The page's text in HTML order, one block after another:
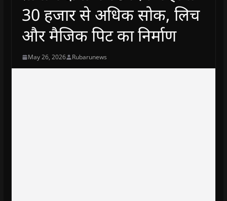
30 हजार से अधिक सोक, लिच
और मैजिक पिट का निर्माण
May 26, 2026 Rubarunews